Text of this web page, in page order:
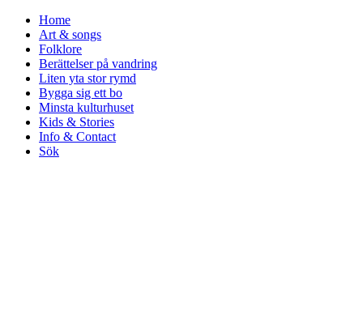
Home
Art & songs
Folklore
Berättelser på vandring
Liten yta stor rymd
Bygga sig ett bo
Minsta kulturhuset
Kids & Stories
Info & Contact
Sök